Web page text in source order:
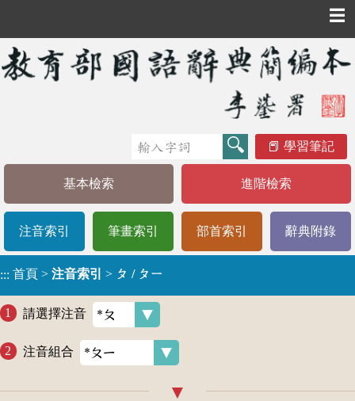
☰
學習筆記
基本檢索 進階檢索
注音索引 筆畫索引 部首索引 辭典附錄
::: 首頁 > 注音索引 > ㄆ / ㄆㄧ
請選擇注音
注音組合